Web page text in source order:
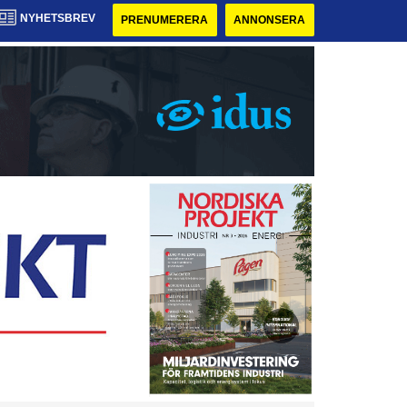
NYHETSBREV PRENUMERERA ANNONSERA